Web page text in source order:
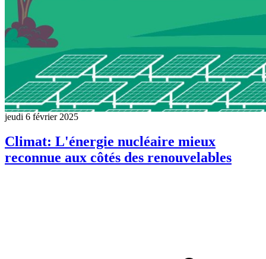
jeudi 6 février 2025
Climat: L'énergie nucléaire mieux
reconnue aux côtés des renouvelables